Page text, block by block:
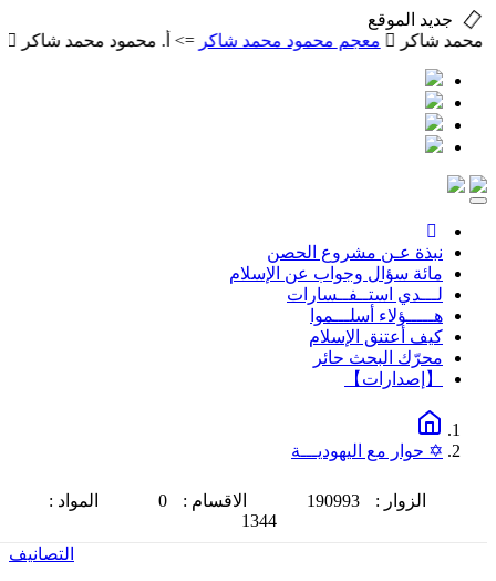
جديد الموقع
رسالة في
معجم محمود محمد شاكر=> أ. محمود محمد شاكر
Toggle
navigation
نبذة عـن مشروع الحصن
مائة سؤال وجواب عن الإسلام
لـــدي استــفــسارات
هـــــؤلاء أسلـــموا
كيف أعتنق الإسلام
محرّك البحث حائر
【إصدارات】
✡ حوار مع اليهوديـــة
الزوار : 190993 الاقسام :
المواد :
1344
التصانيف